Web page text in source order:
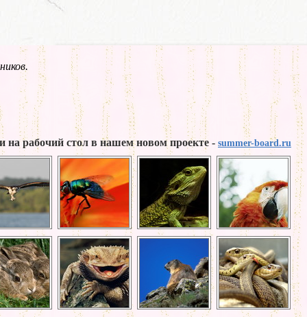
на рабочий стол в нашем новом проекте - summer-board.ru